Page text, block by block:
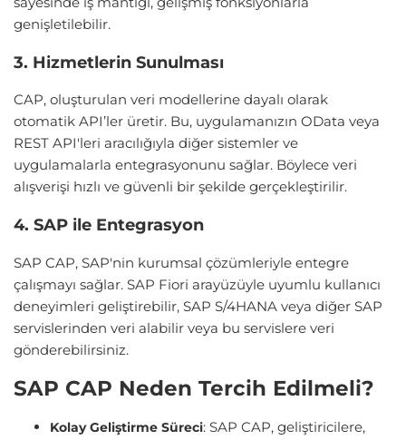
genişletilebilir.
3. Hizmetlerin Sunulması
CAP, oluşturulan veri modellerine dayalı olarak
otomatik API’ler üretir. Bu, uygulamanızın OData veya
REST API'leri aracılığıyla diğer sistemler ve
uygulamalarla entegrasyonunu sağlar. Böylece veri
alışverişi hızlı ve güvenli bir şekilde gerçekleştirilir.
4. SAP ile Entegrasyon
SAP CAP, SAP'nin kurumsal çözümleriyle entegre
çalışmayı sağlar. SAP Fiori arayüzüyle uyumlu kullanıcı
deneyimleri geliştirebilir, SAP S/4HANA veya diğer SAP
servislerinden veri alabilir veya bu servislere veri
gönderebilirsiniz.
SAP CAP Neden Tercih Edilmeli?
Kolay Geliştirme Süreci: SAP CAP, geliştiricilere,